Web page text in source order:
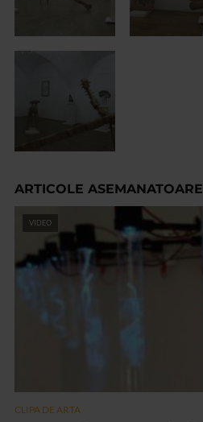
ARTICOLE ASEMANATOARE
VIDEO
CLIPA DE ARTA